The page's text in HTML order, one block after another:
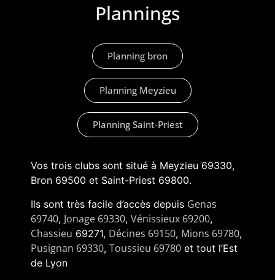
Plannings
Planning bron
Planning Meyzieu
Planning Saint-Priest
Vos trois clubs sont situé à Meyzieu 69330,
Bron 69500 et Saint-Priest 69800.
Ils sont très facile d’accès depuis Genas
69740, Jonage 69330, Vénissieux 69200,
Chassieu 69271, Décines 69150, Mions 69780,
Pusignan 69330, Toussieu 69780et tout l’Est
de Lyon